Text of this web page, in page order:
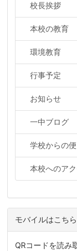
校長挨拶
本校の教育
環境教育
行事予定
お知らせ
一中ブログ
学校からの便
本校へのア
モバイルはこち
QRコードを読み